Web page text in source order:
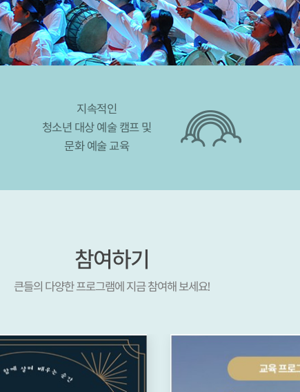
지속적인
청소년 대상 예술 캠프 및
문화 예술 교육
참여하기
큰들의 다양한 프로그램에 지금 참여해 보세요!